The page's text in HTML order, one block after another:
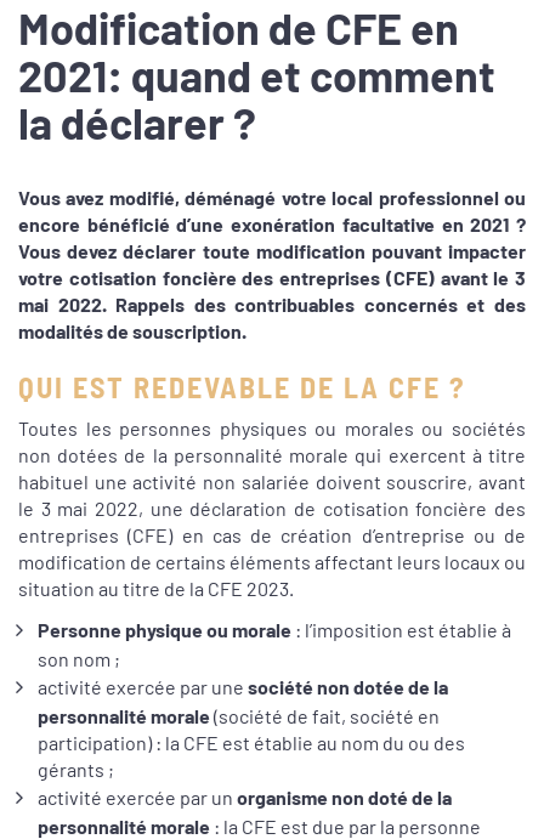
Modification de CFE en
2021: quand et comment
la déclarer ?
Vous avez modifié, déménagé votre local professionnel ou
encore bénéficié d’une exonération facultative en 2021 ?
Vous devez déclarer toute modification pouvant impacter
votre cotisation foncière des entreprises (CFE) avant le 3
mai 2022. Rappels des contribuables concernés et des
modalités de souscription.
QUI EST REDEVABLE DE LA CFE ?
Toutes les personnes physiques ou morales ou sociétés
non dotées de la personnalité morale qui exercent à titre
habituel une activité non salariée doivent souscrire, avant
le 3 mai 2022, une déclaration de cotisation foncière des
entreprises (CFE) en cas de création d’entreprise ou de
modification de certains éléments affectant leurs locaux ou
situation au titre de la CFE 2023.
Personne physique ou morale : l’imposition est établie à
son nom ;
activité exercée par une société non dotée de la
personnalité morale(société de fait, société en
participation) : la CFE est établie au nom du ou des
gérants ;
activité exercée par un organisme non doté de la
personnalité morale : la CFE est due par la personne